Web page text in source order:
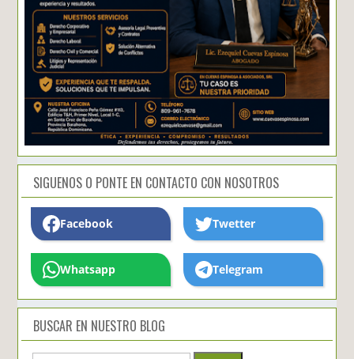
SIGUENOS O PONTE EN CONTACTO CON NOSOTROS
Facebook Twetter
Whatsapp Telegram
BUSCAR EN NUESTRO BLOG